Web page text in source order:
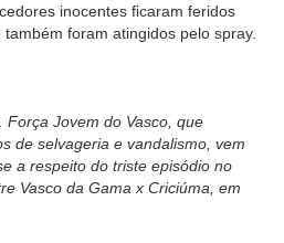
inocentes ficaram feridos
foram atingidos pelo spray.
Força Jovem do Vasco, que
de selvageria e vandalismo, vem
a respeito do triste episódio no
Vasco da Gama x Criciúma, em